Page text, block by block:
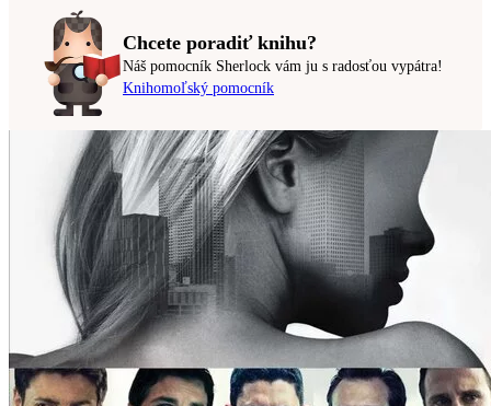
Chcete poradiť knihu?
Náš pomocník Sherlock vám ju s radosťou vypátra!
Knihomoľský pomocník